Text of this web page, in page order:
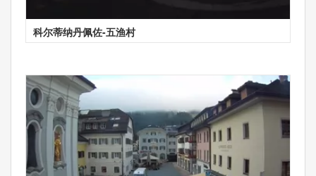
科尔蒂纳丹佩佐-五渔村